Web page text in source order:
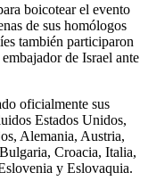
boicotear el evento
de sus homólogos
también participaron
de Israel ante
oficialmente sus
Estados Unidos,
Alemania, Austria,
Croacia, Italia,
y Eslovaquia.